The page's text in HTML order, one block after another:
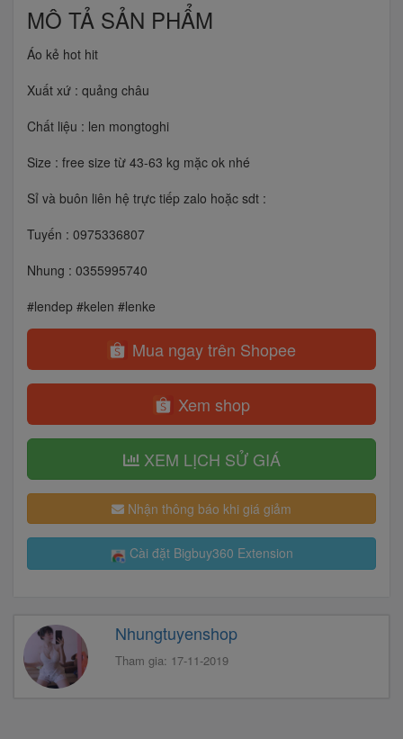
MÔ TẢ SẢN PHẨM
Áo kẻ hot hit
Xuất xứ : quảng châu
Chất liệu : len mongtoghi
Size : free size từ 43-63 kg mặc ok nhé
Sỉ và buôn liên hệ trực tiếp zalo hoặc sdt :
Tuyến : 0975336807
Nhung : 0355995740
#lendep #kelen #lenke
Mua ngay trên Shopee
Xem shop
XEM LỊCH SỬ GIÁ
Nhận thông báo khi giá giảm
Cài đặt Bigbuy360 Extension
Nhungtuyenshop
Tham gia: 17-11-2019